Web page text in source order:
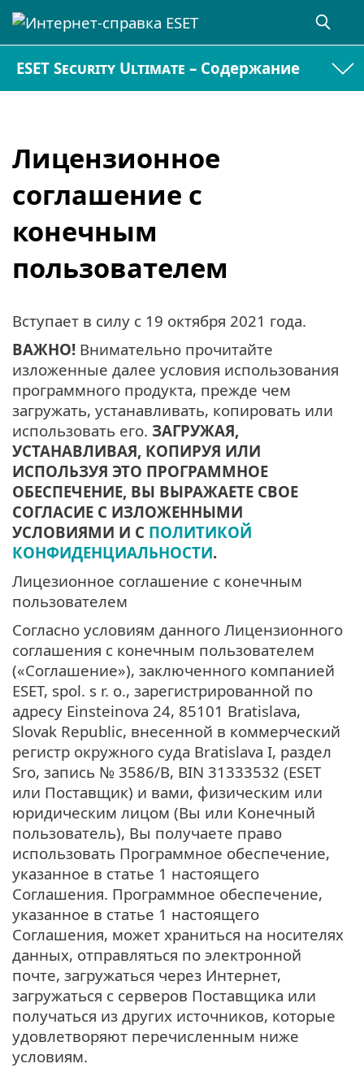
ESET Security Ultimate – Содержание
Лицензионное
соглашение с
конечным
пользователем
Вступает в силу с 19 октября 2021 года.
ВАЖНО! Внимательно прочитайте
изложенные далее условия использования
программного продукта, прежде чем
загружать, устанавливать, копировать или
использовать его. ЗАГРУЖАЯ,
УСТАНАВЛИВАЯ, КОПИРУЯ ИЛИ
ИСПОЛЬЗУЯ ЭТО ПРОГРАММНОЕ
ОБЕСПЕЧЕНИЕ, ВЫ ВЫРАЖАЕТЕ СВОЕ
СОГЛАСИЕ С ИЗЛОЖЕННЫМИ
УСЛОВИЯМИ И С ПОЛИТИКОЙ
КОНФИДЕНЦИАЛЬНОСТИ.
Лицезионное соглашение с конечным
пользователем
Согласно условиям данного Лицензионного
соглашения с конечным пользователем
(«Соглашение»), заключенного компанией
ESET, spol. s r. o., зарегистрированной по
адресу Einsteinova 24, 85101 Bratislava,
Slovak Republic, внесенной в коммерческий
регистр окружного суда Bratislava I, раздел
Sro, запись № 3586/B, BIN 31333532 (ESET
или Поставщик) и вами, физическим или
юридическим лицом (Вы или Конечный
пользователь), Вы получаете право
использовать Программное обеспечение,
указанное в статье 1 настоящего
Соглашения. Программное обеспечение,
указанное в статье 1 настоящего
Соглашения, может храниться на носителях
данных, отправляться по электронной
почте, загружаться через Интернет,
загружаться с серверов Поставщика или
получаться из других источников, которые
удовлетворяют перечисленным ниже
условиям.